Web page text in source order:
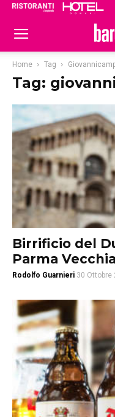
Home Tag
Tag:
Birrificio del
Parma Vecchia
Rodolfo Guarnieri 30 Ottobre